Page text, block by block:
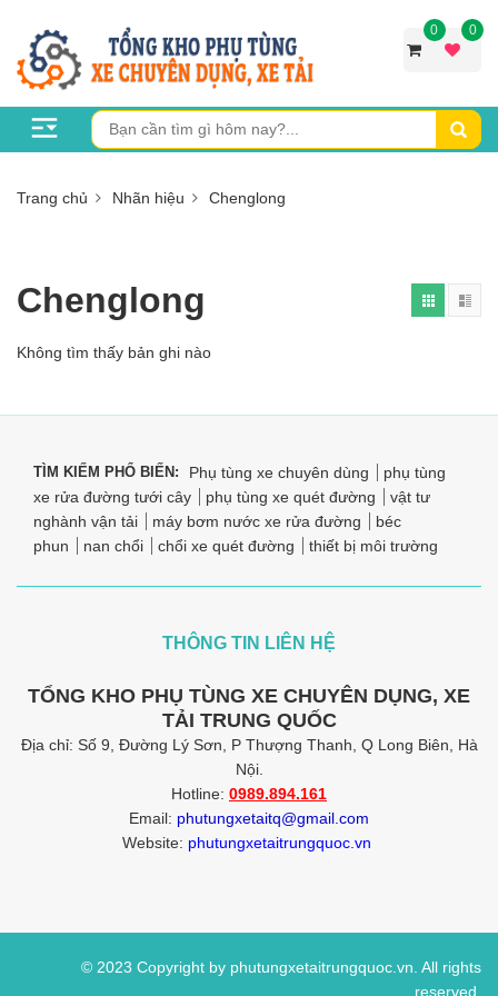
0 0
Trang chủ Nhãn hiệu Chenglong
Chenglong
Không tìm thấy bản ghi nào
TÌM KIẾM PHỔ BIẾN: Phụ tùng xe chuyên dùng
phụ tùng
xe rửa đường tưới cây
phụ tùng xe quét đường
vật tư
nghành vận tải
máy bơm nước xe rửa đường
béc
phun
nan chổi chổi xe quét đường thiết bị môi trường
THÔNG TIN LIÊN HỆ
TỔNG KHO PHỤ TÙNG XE CHUYÊN DỤNG, XE
TẢI TRUNG QUỐC
Địa chỉ: Số 9, Đường Lý Sơn, P Thượng Thanh, Q Long Biên, Hà
Nội.
Hotline: 0989.894.161
Email: phutungxetaitq@gmail.com
Website: phutungxetaitrungquoc.vn
© 2023 Copyright by phutungxetaitrungquoc.vn. All rights
reserved.